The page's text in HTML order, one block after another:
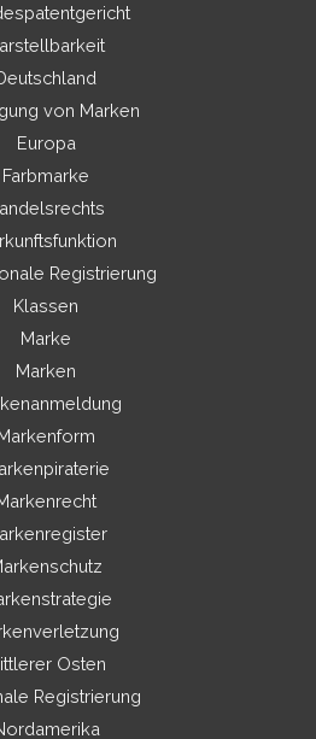
von Marken
Europa
Farbmarke
Registrierung
Klassen
Marke
Marken
Osten
Registrierung